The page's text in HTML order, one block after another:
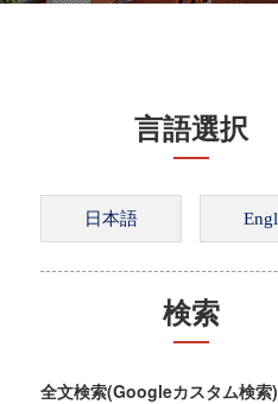
言語選択
検索
全文検索(Googleカスタム検索)